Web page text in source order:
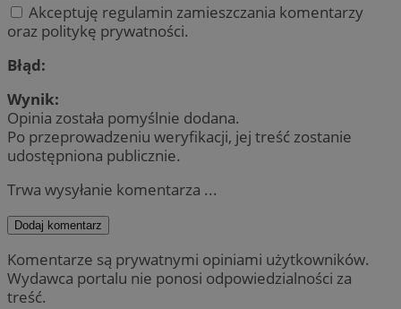
Akceptuję regulamin zamieszczania komentarzy
oraz politykę prywatności.
Błąd:
Wynik:
Opinia została pomyślnie dodana.
Po przeprowadzeniu weryfikacji, jej treść zostanie
udostępniona publicznie.
Trwa wysyłanie komentarza ...
Dodaj komentarz
Komentarze są prywatnymi opiniami użytkowników.
Wydawca portalu nie ponosi odpowiedzialności za
treść.